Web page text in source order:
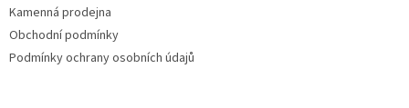
Kamenná prodejna
Obchodní podmínky
Podmínky ochrany osobních údajů